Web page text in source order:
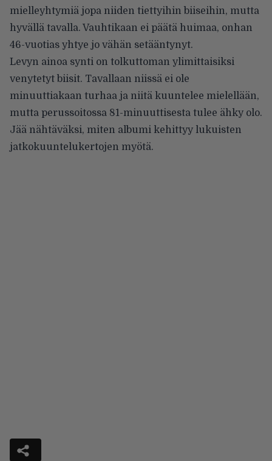
mielleyhtymiä jopa niiden tiettyihin biiseihin, mutta
hyvällä tavalla. Vauhtikaan ei päätä huimaa, onhan
46-vuotias yhtye jo vähän setääntynyt.
Levyn ainoa synti on tolkuttoman ylimittaisiksi
venytetyt biisit. Tavallaan niissä ei ole
minuuttiakaan turhaa ja niitä kuuntelee mielellään,
mutta perussoitossa 81-minuuttisesta tulee ähky olo.
Jää nähtäväksi, miten albumi kehittyy lukuisten
jatkokuuntelukertojen myötä.